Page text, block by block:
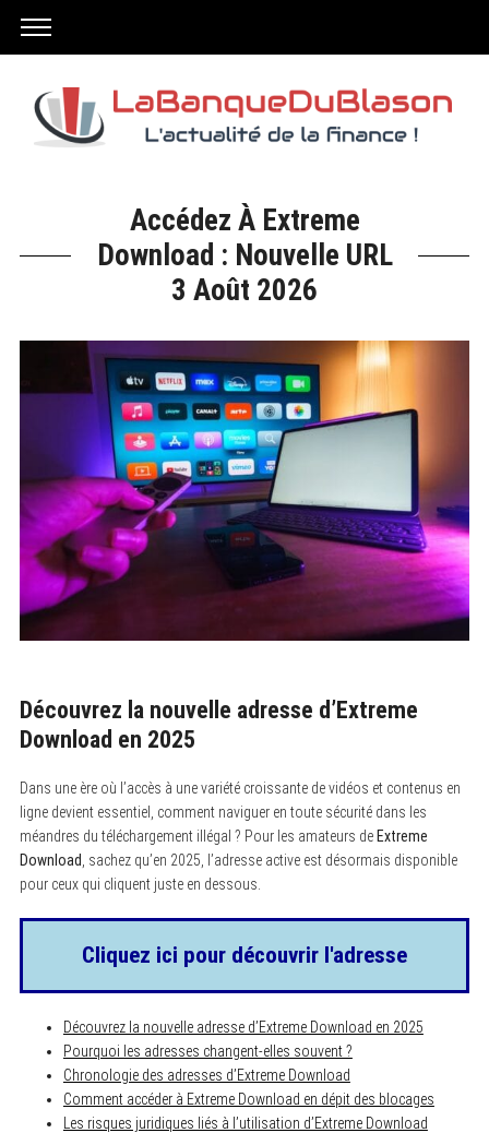
Accédez À Extreme
Download : Nouvelle URL
3 Août 2026
Découvrez la nouvelle adresse d’Extreme
Download en 2025
Dans une ère où l’accès à une variété croissante de vidéos et contenus en
ligne devient essentiel, comment naviguer en toute sécurité dans les
méandres du téléchargement illégal ? Pour les amateurs de Extreme
Download , sachez qu’en 2025, l’adresse active est désormais disponible
pour ceux qui cliquent juste en dessous.
Cliquez ici pour découvrir l'adresse
Découvrez la nouvelle adresse d’Extreme Download en 2025
Pourquoi les adresses changent-elles souvent ?
Chronologie des adresses d’Extreme Download
Comment accéder à Extreme Download en dépit des blocages
Les risques juridiques liés à l’utilisation d’Extreme Download